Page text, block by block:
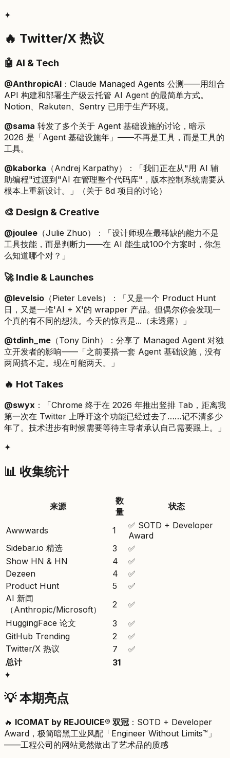
✦
🔥 Twitter/X 热议
🤖 AI & Tech
@AnthropicAI ：Claude Managed Agents 公测——用组合
API 构建和部署生产级云托管 AI Agent 的最简单方式。
Notion、Rakuten、Sentry 已用于生产环境。
@sama 转发了多个关于 Agent 基础设施的讨论，暗示
2026 是「Agent 基础设施年」——不再是工具，而是工具的
工具。
@kaborka （Andrej Karpathy）：「我们正在从"用 AI 辅
助编程"过渡到"AI 在管理整个代码库"，版本控制系统需要从
根本上重新设计。」（关于 8d 项目的讨论）
🎨 Design & Creative
@joulee （Julie Zhuo）：「设计师现在最稀缺的能力不是
工具技能，而是判断力——在 AI 能生成100个方案时，你怎
么知道哪个对？」
🚀 Indie & Launches
@levelsio （Pieter Levels）：「又是一个 Product Hunt
日，又是一堆'AI + X'的 wrapper 产品。但偶尔你会发现一
个真的有不同的想法。今天的惊喜是...（未透露）」
@tdinh_me （Tony Dinh）：分享了 Managed Agent 对独
立开发者的影响——「之前要搭一套 Agent 基础设施，没有
两周搞不定。现在可能两天。」
🔥 Hot Takes
@swyx ：「Chrome 终于在 2026 年推出竖排 Tab，距离我
第一次在 Twitter 上呼吁这个功能已经过去了……记不清多少
年了。技术进步有时候需要等待主导者承认自己需要跟上。」
✦
📊 收集统计
来源
数
量
状态
Awwwards 1
✅ SOTD + Developer
Award
Sidebar.io 精选
3
✅
Show HN & HN
4
✅
Dezeen
4
✅
Product Hunt
5
✅
AI 新闻
（Anthropic/Microsoft）
2
✅
HuggingFace 论文
3
✅
GitHub Trending
2
✅
Twitter/X 热议
7
✅
总计
31
✦
💡 本期亮点
🔥 ICOMAT by REJOUICE® 双冠 ：SOTD + Developer
Award，极简暗黑工业风配「Engineer Without Limits™」
——工程公司的网站竟然做出了艺术品的质感